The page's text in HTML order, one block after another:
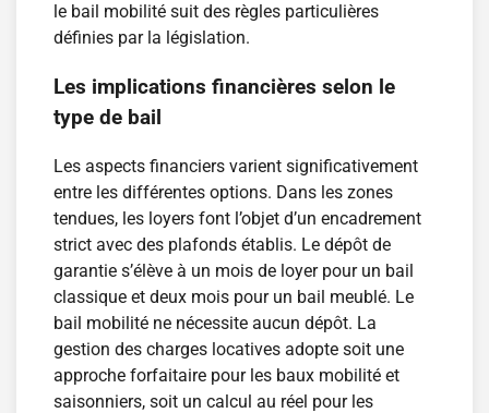
le bail mobilité suit des règles particulières
définies par la législation.
Les implications financières selon le
type de bail
Les aspects financiers varient significativement
entre les différentes options. Dans les zones
tendues, les loyers font l’objet d’un encadrement
strict avec des plafonds établis. Le dépôt de
garantie s’élève à un mois de loyer pour un bail
classique et deux mois pour un bail meublé. Le
bail mobilité ne nécessite aucun dépôt. La
gestion des charges locatives adopte soit une
approche forfaitaire pour les baux mobilité et
saisonniers, soit un calcul au réel pour les